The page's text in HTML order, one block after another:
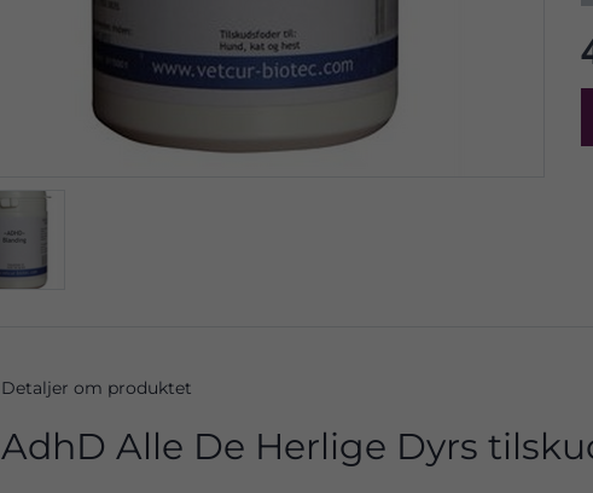
Detaljer om produktet
AdhD Alle De Herlige Dyrs